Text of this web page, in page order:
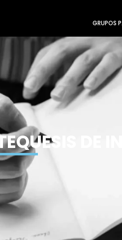
GRUPOS
DE